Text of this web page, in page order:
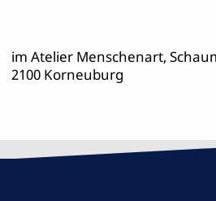
im Atelier Menschenart,
2100 Korneuburg